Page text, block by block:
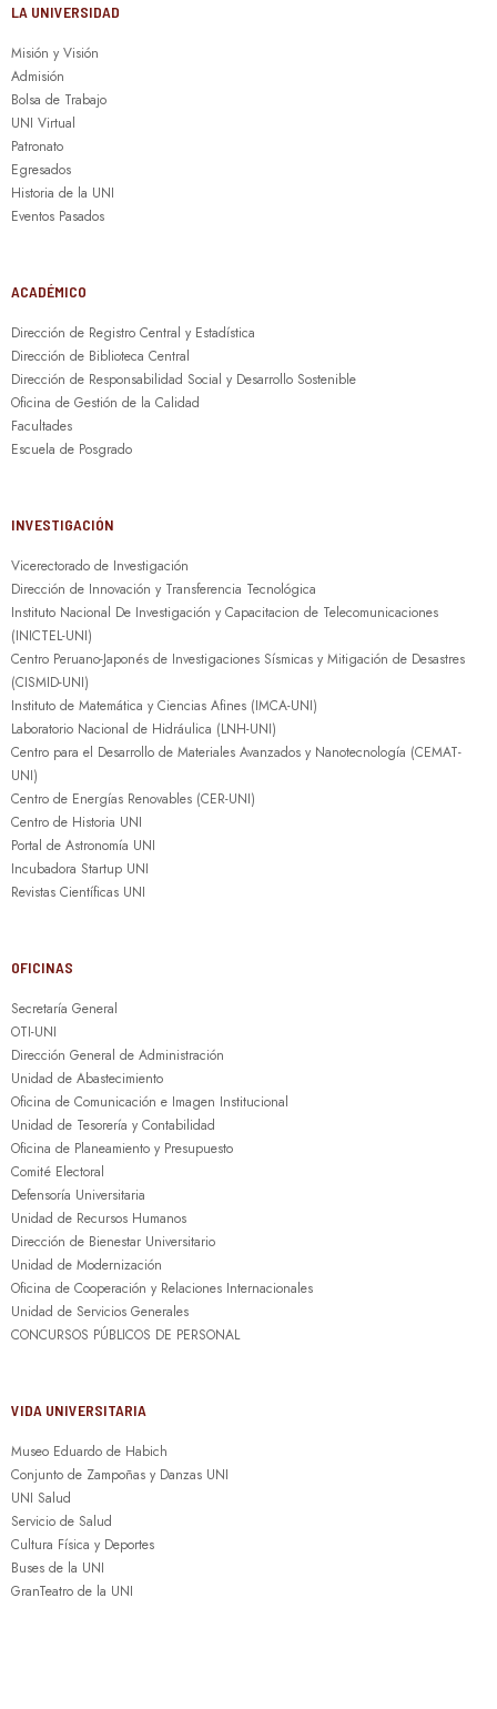
LA UNIVERSIDAD
Misión y Visión
Admisión
Bolsa de Trabajo
UNI Virtual
Patronato
Egresados
Historia de la UNI
Eventos Pasados
ACADÉMICO
Dirección de Registro Central y Estadística
Dirección de Biblioteca Central
Dirección de Responsabilidad Social y Desarrollo Sostenible
Oficina de Gestión de la Calidad
Facultades
Escuela de Posgrado
INVESTIGACIÓN
Vicerectorado de Investigación
Dirección de Innovación y Transferencia Tecnológica
Instituto Nacional De Investigación y Capacitacion de Telecomunicaciones
(INICTEL-UNI)
Centro Peruano-Japonés de Investigaciones Sísmicas y Mitigación de Desastres
(CISMID-UNI)
Instituto de Matemática y Ciencias Afines (IMCA-UNI)
Laboratorio Nacional de Hidráulica (LNH-UNI)
Centro para el Desarrollo de Materiales Avanzados y Nanotecnología (CEMAT-
UNI)
Centro de Energías Renovables (CER-UNI)
Centro de Historia UNI
Portal de Astronomía UNI
Incubadora Startup UNI
Revistas Científicas UNI
OFICINAS
Secretaría General
OTI-UNI
Dirección General de Administración
Unidad de Abastecimiento
Oficina de Comunicación e Imagen Institucional
Unidad de Tesorería y Contabilidad
Oficina de Planeamiento y Presupuesto
Comité Electoral
Defensoría Universitaria
Unidad de Recursos Humanos
Dirección de Bienestar Universitario
Unidad de Modernización
Oficina de Cooperación y Relaciones Internacionales
Unidad de Servicios Generales
CONCURSOS PÚBLICOS DE PERSONAL
VIDA UNIVERSITARIA
Museo Eduardo de Habich
Conjunto de Zampoñas y Danzas UNI
UNI Salud
Servicio de Salud
Cultura Física y Deportes
Buses de la UNI
GranTeatro de la UNI